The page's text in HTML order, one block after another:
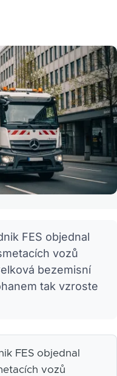
FES objednal
vozů
bezemisní
tak vzroste
FES objednal
vozů